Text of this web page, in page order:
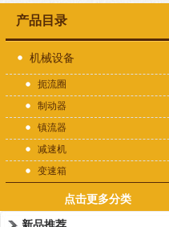
产品目录
机械设备
扼流圈
制动器
镇流器
减速机
变速箱
点击更多分类